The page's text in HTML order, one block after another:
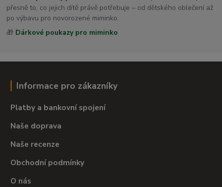
přesně to, co jejich dítě právě potřebuje – od dětského oblečení až
po výbavu pro novorozené miminko.
🎁 Dárkové poukazy pro miminko
Informace pro zákazníky
Platby a bankovní spojení
Naše doprava
Naše recenze
Obchodní podmínky
O nás